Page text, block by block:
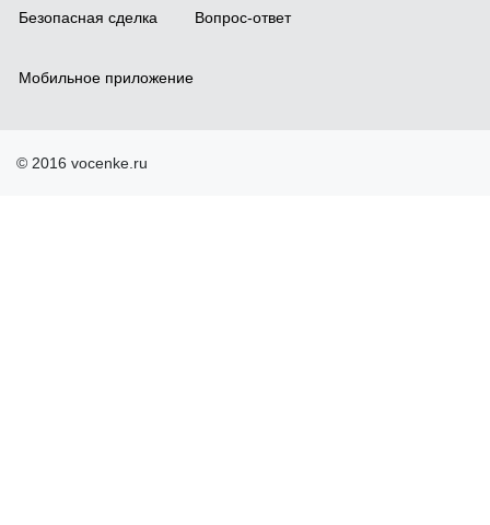
Безопасная сделка Вопрос-ответ
Мобильное приложение
© 2016 vocenke.ru